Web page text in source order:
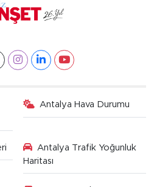
Antalya Hava Durumu
Antalya Trafik Yoğunluk
Haritası